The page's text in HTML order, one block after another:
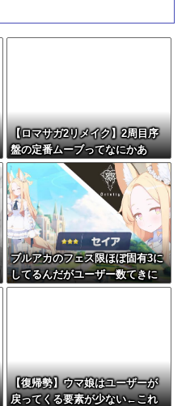
【ロマサガ2リメイク】2周目序
盤の定番ムーブってなにかあ
る？
ブルアカのフェス限ほぼ固有3に
してるんだがユーザー数てきに
はどんなもん？
【復帰勢】ウマ娘はユーザーが
戻ってくる要素が少ない←これ